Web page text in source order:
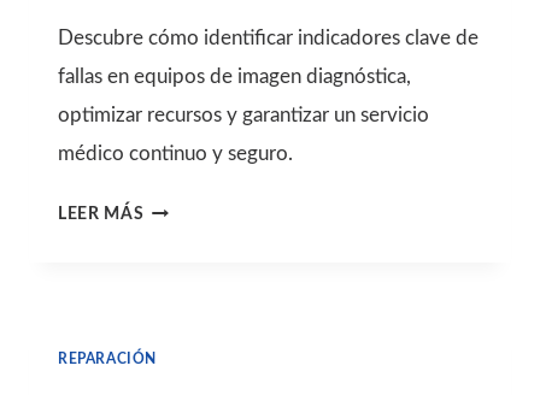
Descubre cómo identificar indicadores clave de
fallas en equipos de imagen diagnóstica,
optimizar recursos y garantizar un servicio
médico continuo y seguro.
LEER MÁSINDICADORES
EN
REPARACIÓN